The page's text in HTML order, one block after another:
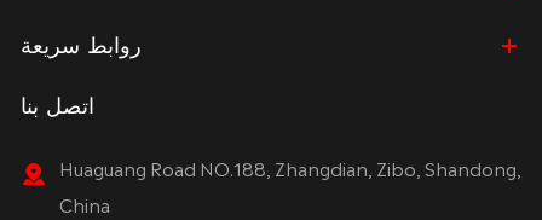
روابط سريعة
اتصل بنا
Huaguang Road NO.188, Zhangdian, Zibo, Shandong,
China